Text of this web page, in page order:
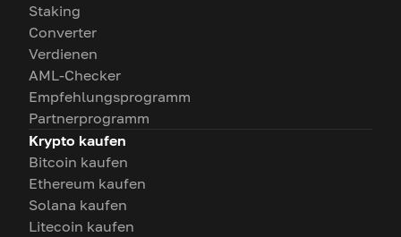
Staking
Converter
Verdienen
AML-Checker
Empfehlungsprogramm
Partnerprogramm
Krypto kaufen
Bitcoin kaufen
Ethereum kaufen
Solana kaufen
Litecoin kaufen